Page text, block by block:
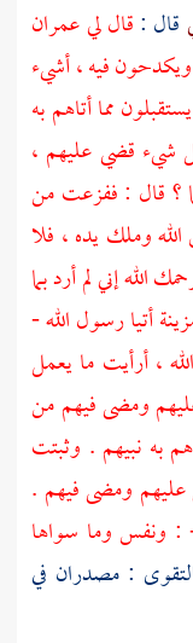
قال :قال ليعمران
فيه ، أشيء
مما أتاهم به
شيء قضي عليهم ،
؟ قال : ففزعت من
وملك يده ، فلا
إني لم أرد بما
أتيا رسول الله -
، أرأيت ما يعمل
ومضى فيهم من
به نبيهم . وثبتت
ومضى فيهم .
ونفس وما سواها
: مصدران في